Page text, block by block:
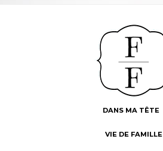
DANS MA TÊTE
VIE DE FAMILLE